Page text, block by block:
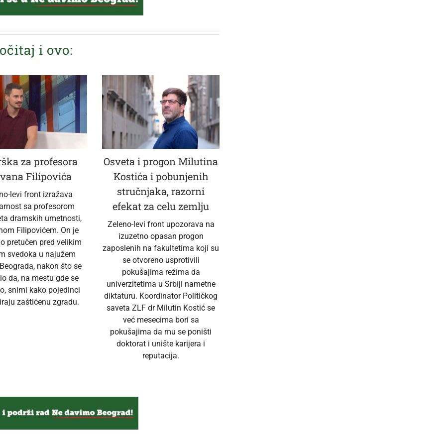
i ovo:
za profesora
Filipovića
levi front izražava
sa profesorom
dramskih umetnosti,
Filipovićem. On je
pretučen pred velikim
svedoka u najužem
nakon što se
da, na mestu gde se
snimi kako pojedinci
zaštićenu zgradu.
Osveta i progon Milutina
Kostića i pobunjenih
stručnjaka, razorni
efekat za celu zemlju
Zeleno-levi front upozorava na
izuzetno opasan progon
zaposlenih na fakultetima koji su
se otvoreno usprotivili
pokušajima režima da
univerzitetima u Srbiji nametne
diktaturu. Koordinator Političkog
saveta ZLF dr Milutin Kostić se
već mesecima bori sa
pokušajima da mu se poništi
doktorat i unište karijera i
reputacija.